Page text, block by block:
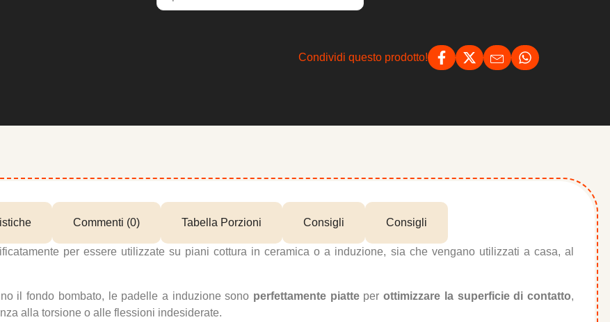
Condividi questo prodotto!
Commenti (0) Tabella Porzioni Consigli Consigli
per essere utilizzate su piani cottura in ceramica o a induzione, sia che vengano utilizzati a casa, al
il fondo bombato, le padelle a induzione sono perfettamente piatteperottimizzare la superficie di contatto,
alla torsione o alle flessioni indesiderate.